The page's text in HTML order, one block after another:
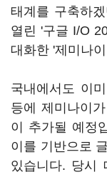
태계를 구축하
열린 '구글 I/O
대화한 '제미나
국내에서도 이
등에 제미나이
이 추가될 예정
이를 기반으로
있습니다. 당시